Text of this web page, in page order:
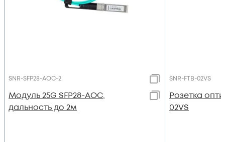
SNR-SFP28-AOC-2
Модуль 25G SFP28-AOC,
дальность до 2м
SNR-FTB-02VS
Розетка
02VS